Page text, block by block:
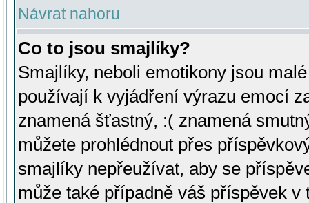
Návrat nahoru
Co to jsou smajlíky?
Smajlíky, neboli emotikony jsou
používají k vyjádření výrazu emocí
znamená šťastný, :( znamená
můžete prohlédnout přes
smajlíky nepřeužívat, aby se
může také případně váš příspěvek v